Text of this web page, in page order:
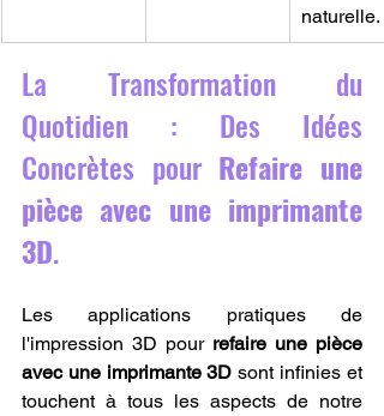
naturelle.
La Transformation du
Quotidien : Des Idées
Concrètes pour Refaire une
pièce avec une imprimante
3D.
Les applications pratiques de
l'impression 3D pour refaire une pièce
avec une imprimante 3D sont infinies et
touchent à tous les aspects de notre